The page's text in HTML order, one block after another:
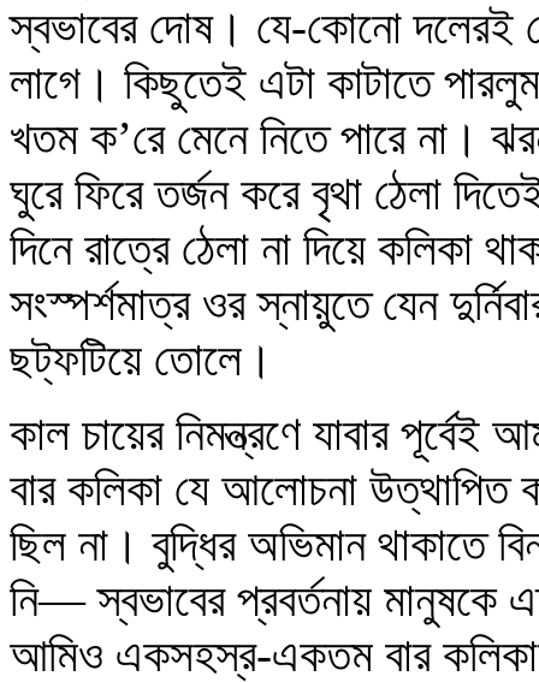
স্বভাবের দোষ। যে-কোনো
লাগে। কিছুতেই এটা কাটাতে
খতম ক’রে মেনে নিতে পারে না।
ঘুরে ফিরে তর্জন করে বৃথা ঠেলা
দিনে রাত্রে ঠেলা না দিয়ে কলিকা
সংস্পর্শমাত্র ওর স্নায়ুতে যেন
ছট্ফটিয়ে তোলে।
কাল চায়ের নিমন্ত্রণে যাবার
বার কলিকা যে আলোচনা উত্থাপিত
ছিল না। বুদ্ধির অভিমান থাকাতে
নি— স্বভাবের প্রবর্তনায় মানুষকে
আমিও একসহস্র-একতম বার